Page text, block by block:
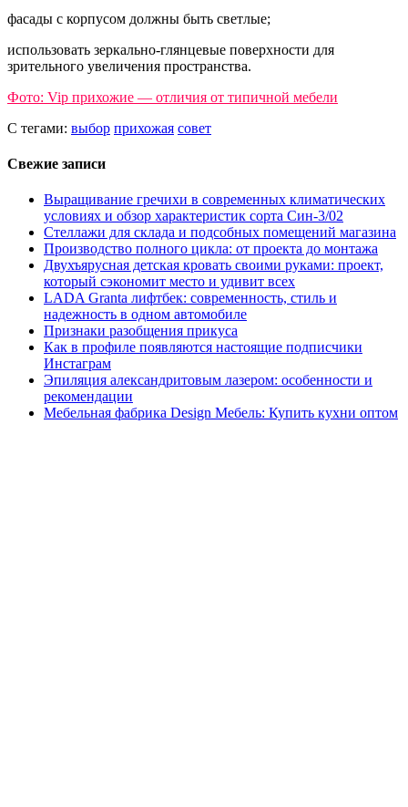
фасады с корпусом должны быть светлые;
использовать зеркально-глянцевые поверхности для
зрительного увеличения пространства.
Фото: Vip прихожие — отличия от типичной мебели
С тегами: выбор прихожая совет
Свежие записи
Выращивание гречихи в современных климатических
условиях и обзор характеристик сорта Син-3/02
Стеллажи для склада и подсобных помещений магазина
Производство полного цикла: от проекта до монтажа
Двухъярусная детская кровать своими руками: проект,
который сэкономит место и удивит всех
LADA Granta лифтбек: современность, стиль и
надежность в одном автомобиле
Признаки разобщения прикуса
Как в профиле появляются настоящие подписчики
Инстаграм
Эпиляция александритовым лазером: особенности и
рекомендации
Мебельная фабрика Design Мебель: Купить кухни оптом